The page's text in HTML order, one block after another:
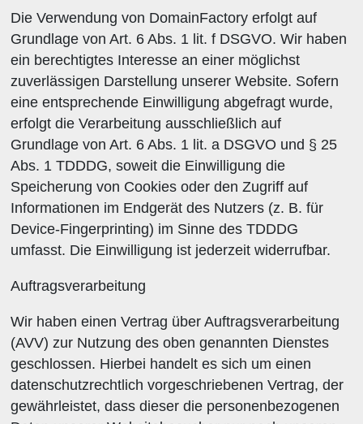
Die Verwendung von DomainFactory erfolgt auf
Grundlage von Art. 6 Abs. 1 lit. f DSGVO. Wir haben
ein berechtigtes Interesse an einer möglichst
zuverlässigen Darstellung unserer Website. Sofern
eine entsprechende Einwilligung abgefragt wurde,
erfolgt die Verarbeitung ausschließlich auf
Grundlage von Art. 6 Abs. 1 lit. a DSGVO und § 25
Abs. 1 TDDDG, soweit die Einwilligung die
Speicherung von Cookies oder den Zugriff auf
Informationen im Endgerät des Nutzers (z. B. für
Device-Fingerprinting) im Sinne des TDDDG
umfasst. Die Einwilligung ist jederzeit widerrufbar.
Auftragsverarbeitung
Wir haben einen Vertrag über Auftragsverarbeitung
(AVV) zur Nutzung des oben genannten Dienstes
geschlossen. Hierbei handelt es sich um einen
datenschutzrechtlich vorgeschriebenen Vertrag, der
gewährleistet, dass dieser die personenbezogenen